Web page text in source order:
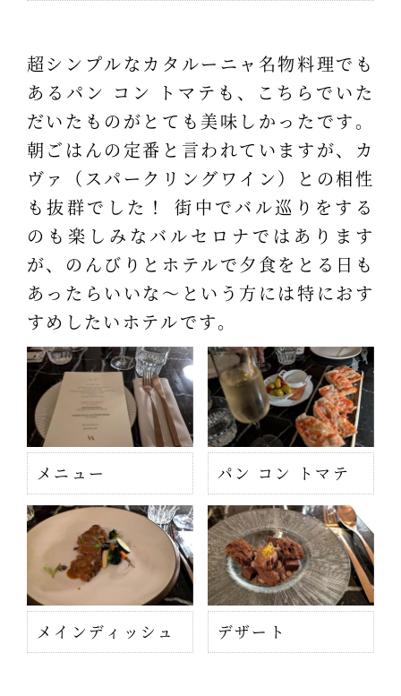
超シンプルなカタルーニャ名物料理でも
あるパン コン トマテも、こちらでいた
だいたものがとても美味しかったです。
朝ごはんの定番と言われていますが、カ
ヴァ（スパークリングワイン）との相性
も抜群でした！ 街中でバル巡りをする
のも楽しみなバルセロナではあります
が、のんびりとホテルで夕食をとる日も
あったらいいな～という方には特におす
すめしたいホテルです。
メニュー パン コン トマテ
メインディッシュ デザート